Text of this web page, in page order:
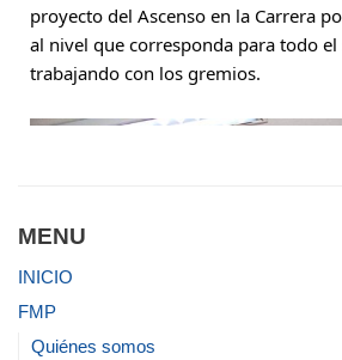
proyecto del Ascenso en la Carrera
al nivel que corresponda para todo
trabajando con los gremios.
MENU
INICIO
FMP
Quiénes somos